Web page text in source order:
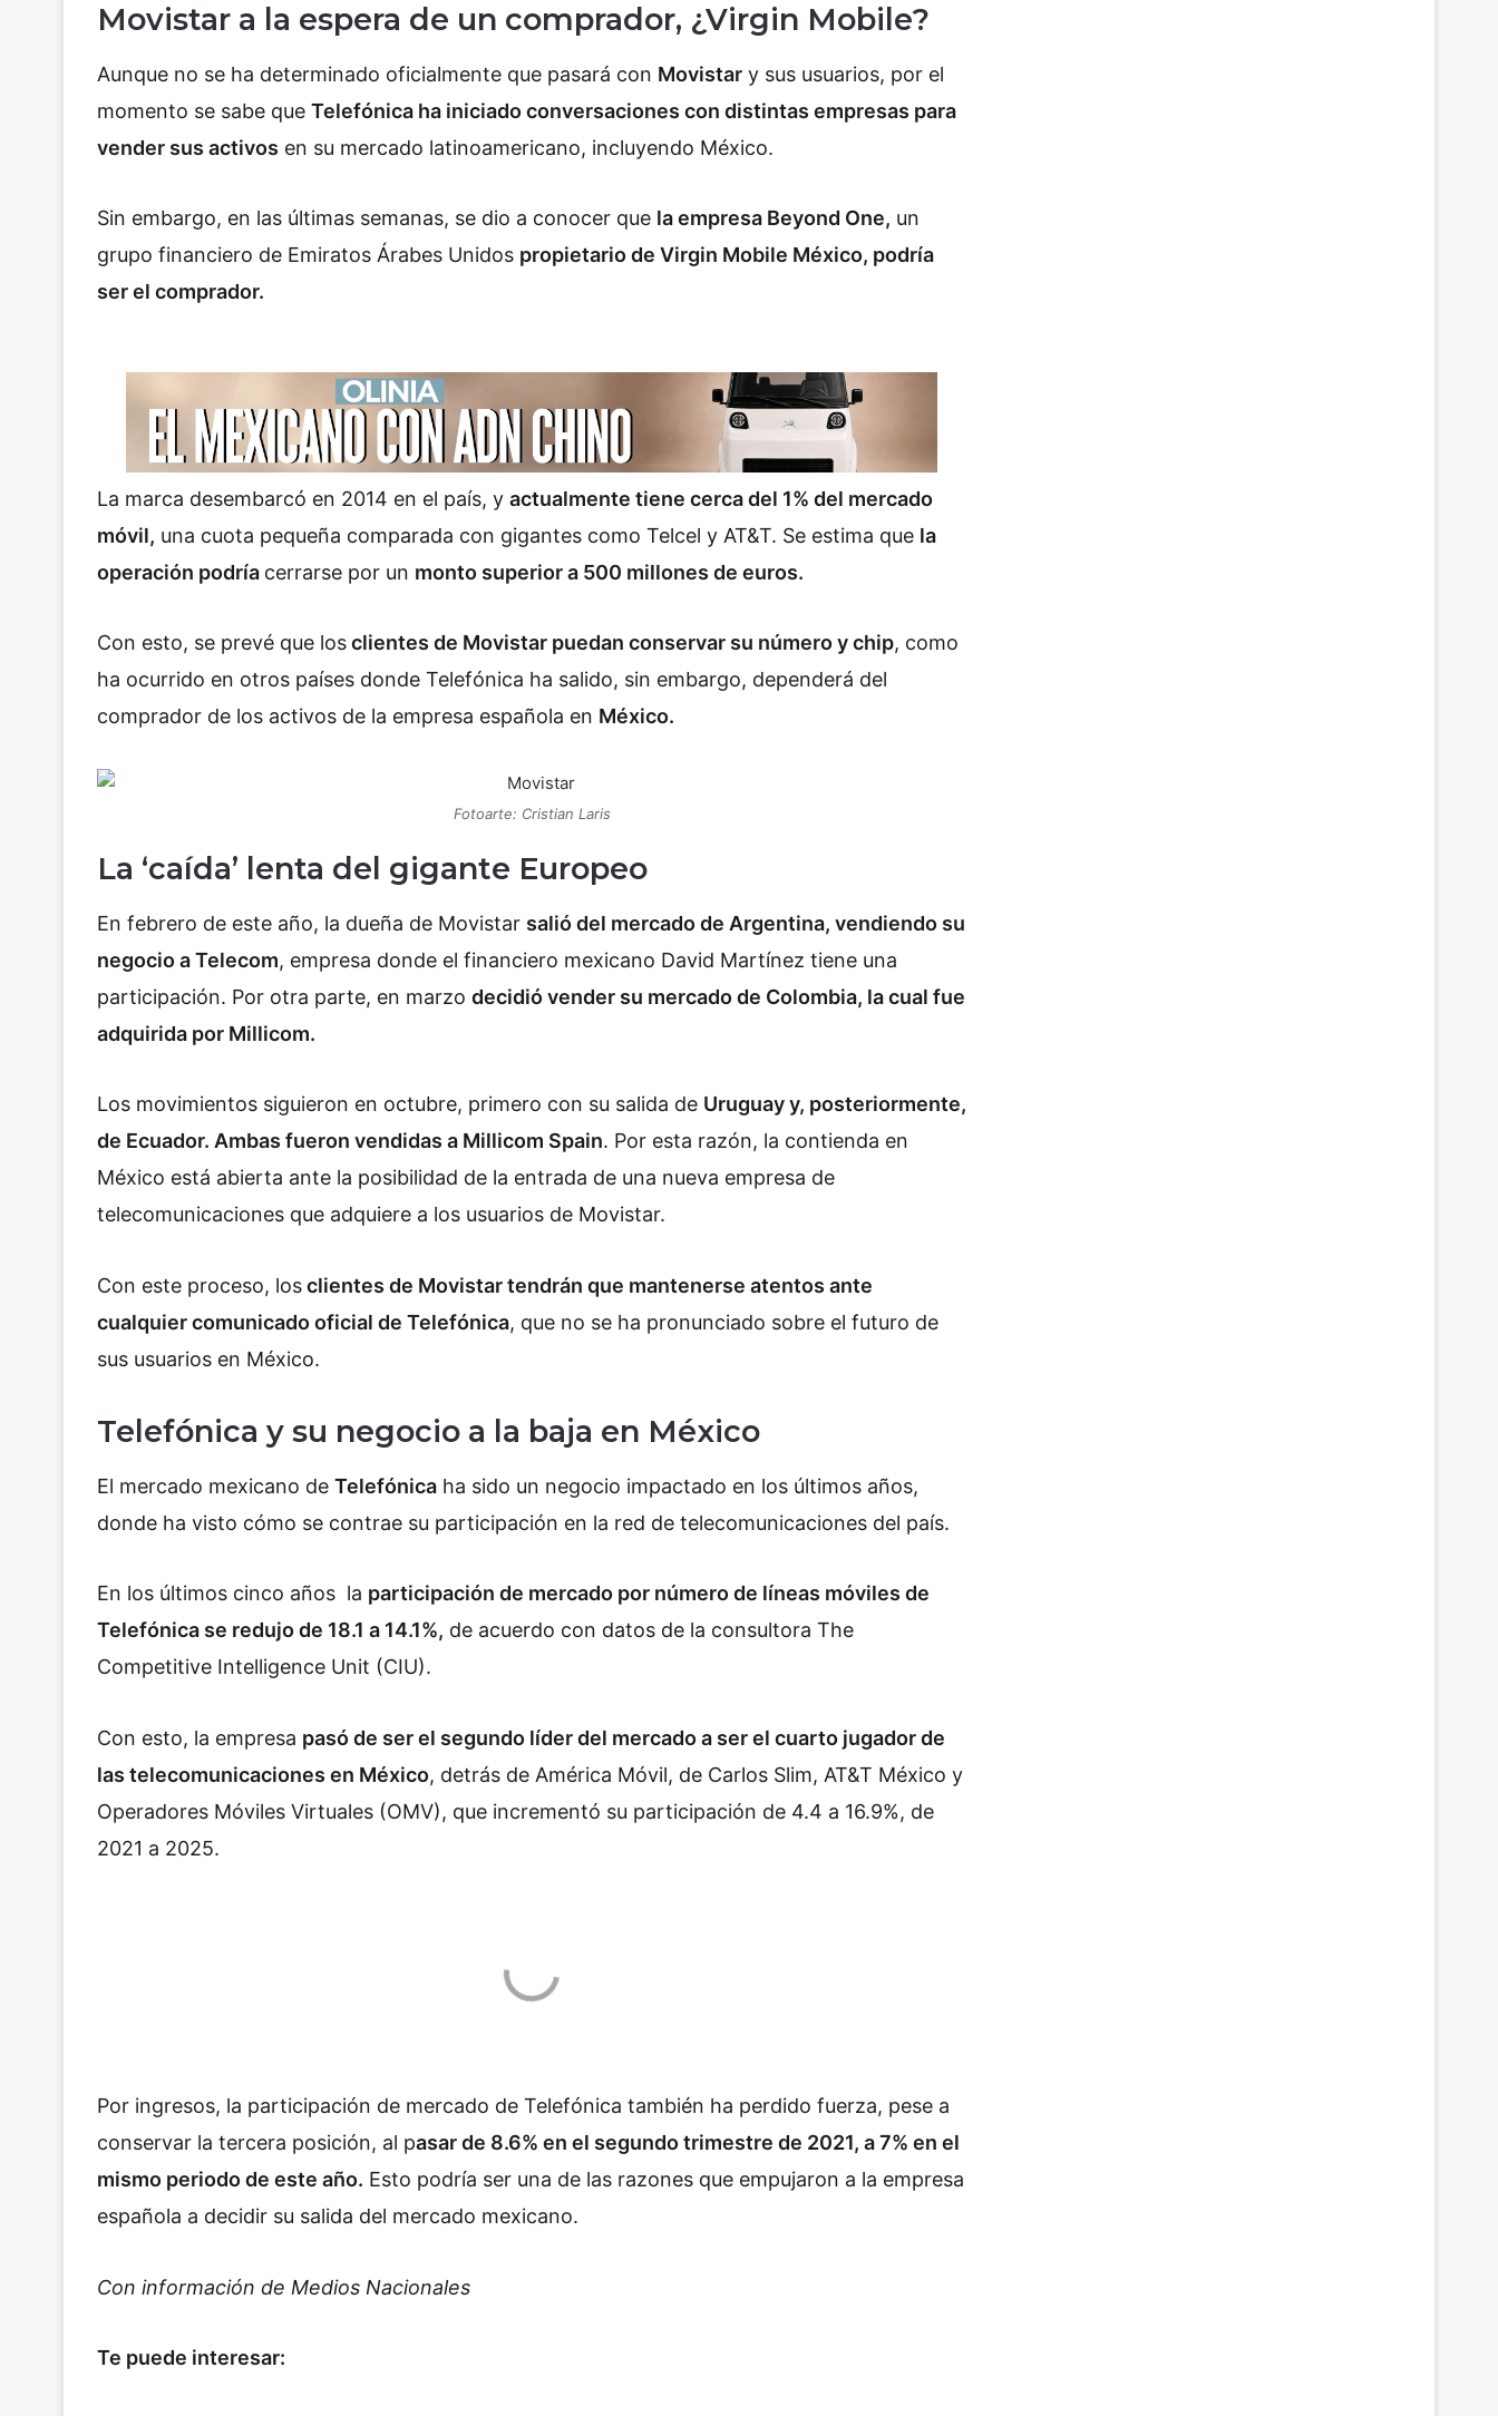
Movistar a la espera de un comprador, ¿Virgin Mobile?
Aunque no se ha determinado oficialmente que pasará con Movistar y sus usuarios, por el
momento se sabe que Telefónica ha iniciado conversaciones con distintas empresas para
vender sus activos en su mercado latinoamericano, incluyendo México.
Sin embargo, en las últimas semanas, se dio a conocer que la empresa Beyond One, un
grupo financiero de Emiratos Árabes Unidos propietario de Virgin Mobile México, podría
ser el comprador.
La marca desembarcó en 2014 en el país, y actualmente tiene cerca del 1% del mercado
móvil, una cuota pequeña comparada con gigantes como Telcel y AT&T. Se estima que la
operación podría cerrarse por un monto superior a 500 millones de euros.
Con esto, se prevé que losclientes de Movistar puedan conservar su número y chip, como
ha ocurrido en otros países donde Telefónica ha salido, sin embargo, dependerá del
comprador de los activos de la empresa española en México.
Fotoarte: Cristian Laris
La ‘caída’ lenta del gigante Europeo
En febrero de este año, la dueña de Movistar salió del mercado de Argentina, vendiendo su
negocio a Telecom, empresa donde el financiero mexicano David Martínez tiene una
participación. Por otra parte, en marzo decidió vender su mercado de Colombia, la cual fue
adquirida por Millicom.
Los movimientos siguieron en octubre, primero con su salida de Uruguay y, posteriormente,
de Ecuador. Ambas fueron vendidas a Millicom Spain. Por esta razón, la contienda en
México está abierta ante la posibilidad de la entrada de una nueva empresa de
telecomunicaciones que adquiere a los usuarios de Movistar.
Con este proceso, losclientes de Movistar tendrán que mantenerse atentos ante
cualquier comunicado oficial de Telefónica, que no se ha pronunciado sobre el futuro de
sus usuarios en México.
Telefónica y su negocio a la baja en México
El mercado mexicano de Telefónica ha sido un negocio impactado en los últimos años,
donde ha visto cómo se contrae su participación en la red de telecomunicaciones del país.
En los últimos cinco años la participación de mercado por número de líneas móviles de
Telefónica se redujo de 18.1 a 14.1%, de acuerdo con datos de la consultora The
Competitive Intelligence Unit (CIU).
Con esto, la empresa pasó de ser el segundo líder del mercado a ser el cuarto jugador de
las telecomunicaciones en México, detrás de América Móvil, de Carlos Slim, AT&T México y
Operadores Móviles Virtuales (OMV), que incrementó su participación de 4.4 a 16.9%, de
2021 a 2025.
Por ingresos, la participación de mercado de Telefónica también ha perdido fuerza, pese a
conservar la tercera posición, al pasar de 8.6% en el segundo trimestre de 2021, a 7% en el
mismo periodo de este año. Esto podría ser una de las razones que empujaron a la empresa
española a decidir su salida del mercado mexicano.
Con información de Medios Nacionales
Te puede interesar: